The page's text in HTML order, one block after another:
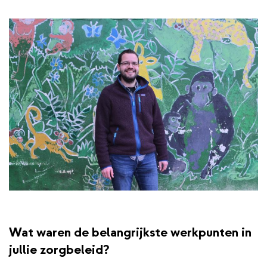
Wat waren de belangrijkste werkpunten in
jullie zorgbeleid?